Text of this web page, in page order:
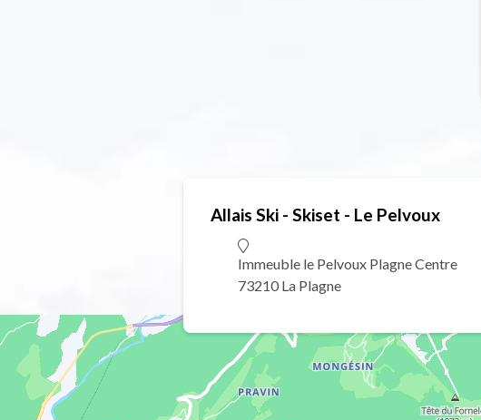
Allais Ski - Skiset - Le Pelvoux
Immeuble le Pelvoux Plagne Centre
73210 La Plagne